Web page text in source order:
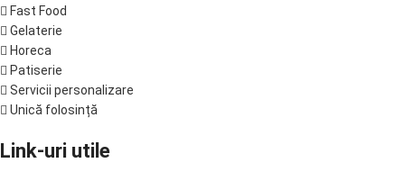
Fast Food
Gelaterie
Horeca
Patiserie
Servicii personalizare
Unică folosință
Link-uri utile